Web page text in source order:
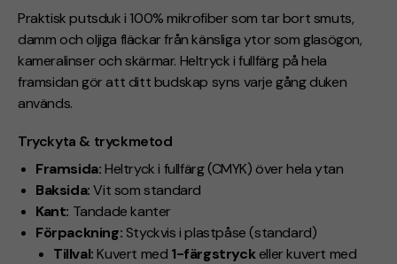
Praktisk putsduk i 100% mikrofiber som tar bort smuts,
damm och oljiga fläckar från känsliga ytor som glasögon,
kameralinser och skärmar. Heltryck i fullfärg på hela
framsidan gör att ditt budskap syns varje gång duken
används.
Tryckyta & tryckmetod
Framsida:Heltryck i fullfärg (CMYK) över hela ytan
Baksida:Vit som standard
Kant: Tandade kanter
Förpackning: Styckvis i plastpåse (standard)
Tillval:Kuvert med 1-färgstryckeller kuvert med